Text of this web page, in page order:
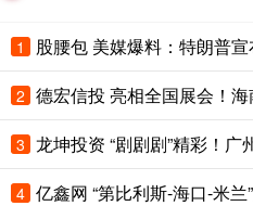
1
2 德宏信投 亮相全国展会！
3 龙坤投资 “剧剧剧”精彩！
4 亿鑫网 “第比利斯-海口-米